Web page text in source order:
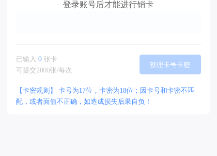
登录账号后才能进行销卡
已输入0 张卡
可提交2000张/每次
整理卡号卡密
【卡密规则】 卡号为17位，卡密为18位；因卡号和卡密不匹
配，或者面值不正确，如造成损失后果自负！